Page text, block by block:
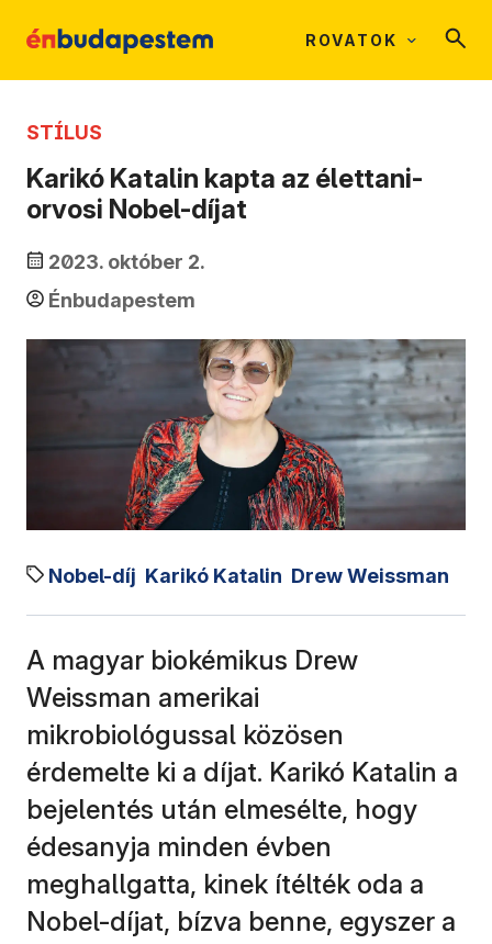
ROVATOK
STÍLUS
Karikó Katalin kapta az élettani-
orvosi Nobel-díjat
2023. október 2.
Énbudapestem
Nobel-díj Karikó Katalin Drew Weissman
A magyar biokémikus Drew
Weissman amerikai
mikrobiológussal közösen
érdemelte ki a díjat. Karikó Katalin a
bejelentés után elmesélte, hogy
édesanyja minden évben
meghallgatta, kinek ítélték oda a
Nobel-díjat, bízva benne, egyszer a